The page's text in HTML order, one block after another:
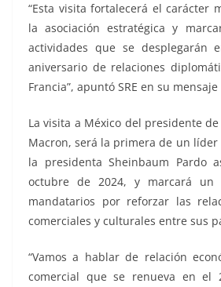
“Esta visita fortalecerá el carácter
la asociación estratégica y
actividades que se desplegarán
aniversario de relaciones
Francia”, apuntó SRE en su
La visita a México del presidente
Macron, será la primera de un líder
la presidenta Sheinbaum Pardo
octubre de 2024, y marcará un
mandatarios por reforzar las
comerciales y culturales entre sus
“Vamos a hablar de relación
comercial que se renueva en el